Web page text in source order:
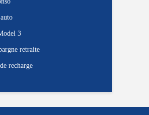
3
retraite
recharge